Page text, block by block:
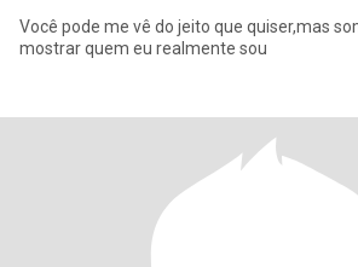
Você pode me vê do jeito que quiser,mas
mostrar quem eu realmente sou